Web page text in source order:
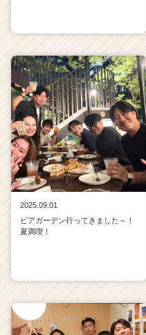
2025.09.01
ビアガーデン行ってきました～！
夏満喫！